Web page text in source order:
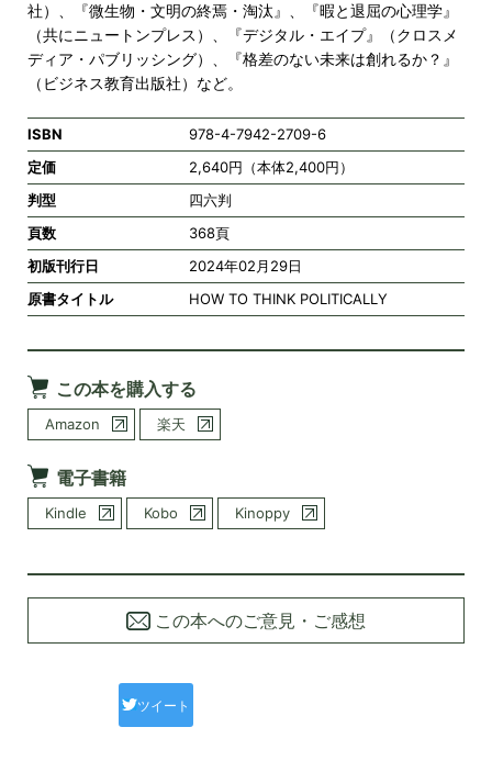
社）、『微生物・文明の終焉・淘汰』、『暇と退屈の心理学』
（共にニュートンプレス）、『デジタル・エイプ』（クロスメ
ディア・パブリッシング）、『格差のない未来は創れるか？』
（ビジネス教育出版社）など。
ISBN
978-4-7942-2709-6
定価
2,640円（本体2,400円）
判型
四六判
頁数
368頁
初版刊行日
2024年02月29日
原書タイトル
HOW TO THINK POLITICALLY
この本を購入する
Amazon 楽天
電子書籍
Kindle Kobo Kinoppy
この本へのご意見・ご感想
ツイート